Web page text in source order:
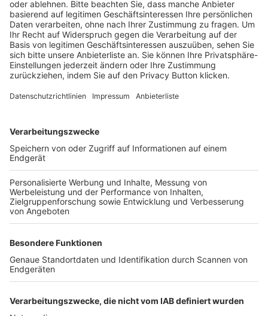
BFV-Geschäftsstellen
Trainerbörse
Login SpielPlus
FOLGE DEM BFV
TOP-VEREINE
TOP-PARTNER